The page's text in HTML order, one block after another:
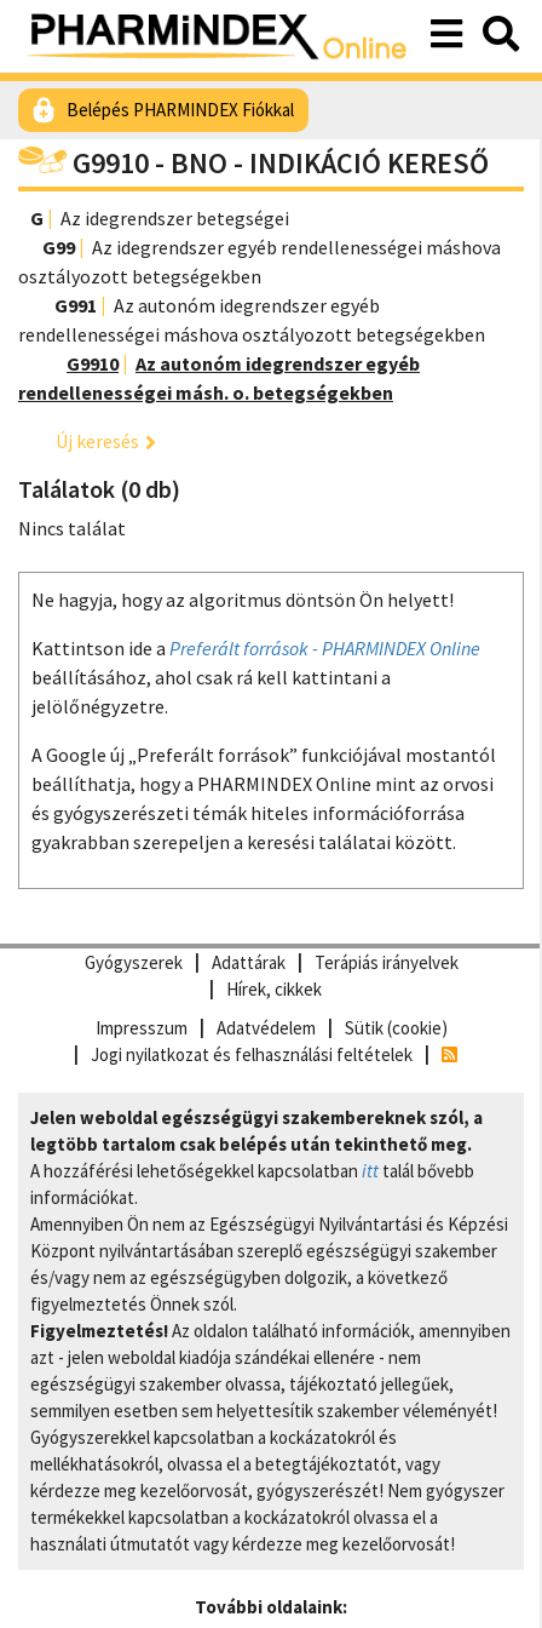
Belépés PHARMINDEX Fiókkal
G9910 - BNO - INDIKÁCIÓ KERESŐ
G
Az idegrendszer betegségei
G99
Az idegrendszer egyéb rendellenességei máshova
osztályozott betegségekben
G991
Az autonóm idegrendszer egyéb
rendellenességei máshova osztályozott betegségekben
G9910
Az autonóm idegrendszer egyéb
rendellenességei másh. o. betegségekben
Új keresés
Találatok (0 db)
Nincs találat
Ne hagyja, hogy az algoritmus döntsön Ön helyett!
Kattintson ide a Preferált források - PHARMINDEX Online
beállításához, ahol csak rá kell kattintani a
jelölőnégyzetre.
A Google új „Preferált források” funkciójával mostantól
beállíthatja, hogy a PHARMINDEX Online mint az orvosi
és gyógyszerészeti témák hiteles információforrása
gyakrabban szerepeljen a keresési találatai között.
Gyógyszerek Adattárak
Terápiás irányelvek
Hírek, cikkek
Impresszum
Adatvédelem
Sütik (cookie)
Jogi nyilatkozat és felhasználási feltételek
Jelen weboldal egészségügyi szakembereknek szól, a
legtöbb tartalom csak belépés után tekinthető meg.
A hozzáférési lehetőségekkel kapcsolatban itt talál bővebb
információkat.
Amennyiben Ön nem az Egészségügyi Nyilvántartási és Képzési
Központ nyilvántartásában szereplő egészségügyi szakember
és/vagy nem az egészségügyben dolgozik, a következő
figyelmeztetés Önnek szól.
Figyelmeztetés!Az oldalon található információk, amennyiben
azt - jelen weboldal kiadója szándékai ellenére - nem
egészségügyi szakember olvassa, tájékoztató jellegűek,
semmilyen esetben sem helyettesítik szakember véleményét!
Gyógyszerekkel kapcsolatban a kockázatokról és
mellékhatásokról, olvassa el a betegtájékoztatót, vagy
kérdezze meg kezelőorvosát, gyógyszerészét! Nem gyógyszer
termékekkel kapcsolatban a kockázatokról olvassa el a
használati útmutatót vagy kérdezze meg kezelőorvosát!
További oldalaink: